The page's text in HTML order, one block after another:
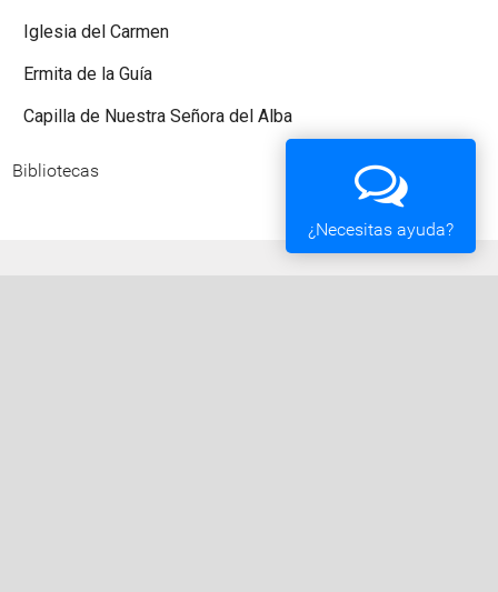
Iglesia del Carmen
Ermita de la Guía
Capilla de Nuestra Señora del Alba
Bibliotecas
¿Necesitas ayuda?